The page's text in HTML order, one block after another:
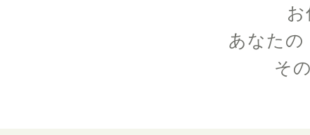
あなたの
そ